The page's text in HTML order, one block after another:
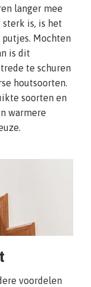
langer mee
is, is het
Mochten
is dit
te schuren
houtsoorten.
soorten en
warmere
voordelen